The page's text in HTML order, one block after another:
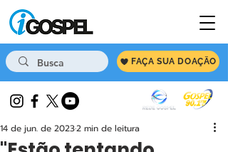
FAÇA SUA DOAÇÃO
14 de jun. de 20232 min de leitura